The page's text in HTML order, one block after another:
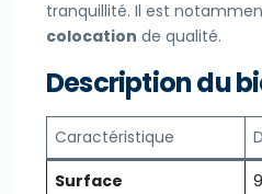
tranquillité. Il est
colocation de qualité.
Description du
Caractéristique
Surface